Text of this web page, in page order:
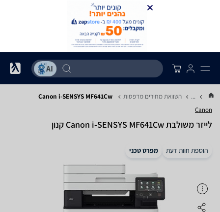
... השוואת מחירים מדפסות Canon i-SENSYS MF641Cw
Canon
‏לייזר ‏משולבת Canon i-SENSYS MF641Cw קנון
הוספת חוות דעת מפרט טכני